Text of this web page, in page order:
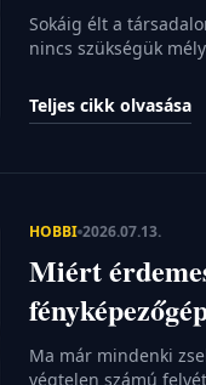
Sokáig élt a
nincs szükségük
baráti kör legalább
mint a rendszeres
Teljes cikk olvasása
HOBBI 2026.07.13.
Miért
Ma már mindenki
végtelen számú